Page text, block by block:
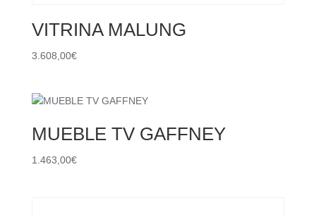
VITRINA MALUNG
3.608,00€
MUEBLE TV GAFFNEY
1.463,00€